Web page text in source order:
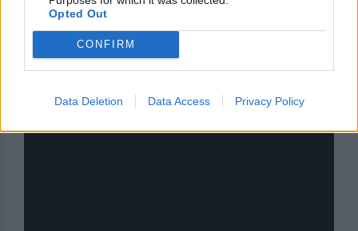
Opted Out
CONFIRM
Data Deletion Data Access Privacy Policy
σχέση με τον τεράστιο αριθμό ζώων που
παραμένουν εγκλωβισμένα στο νησί. Αντίθετα,
ζήτησε να εξεταστεί η δυνατότητα μεταφοράς
ζώων από καθαρές περιοχές προς σφαγή και
βιοασφάλειας, όπως ήδη συμβαίνει στην Κύπρο.